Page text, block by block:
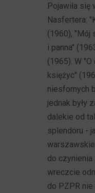
Pojawiła się
Nasfertera:
(1960), "Mój
i panna"
(1965). W
księżyc"
niesfornych
jednak były
dalekie od
splendoru -
do czynienia
wreczcie
do PZPR nie